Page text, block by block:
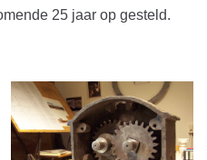
25 jaar op gesteld.